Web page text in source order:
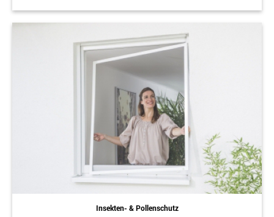
Insekten- & Pollenschutz